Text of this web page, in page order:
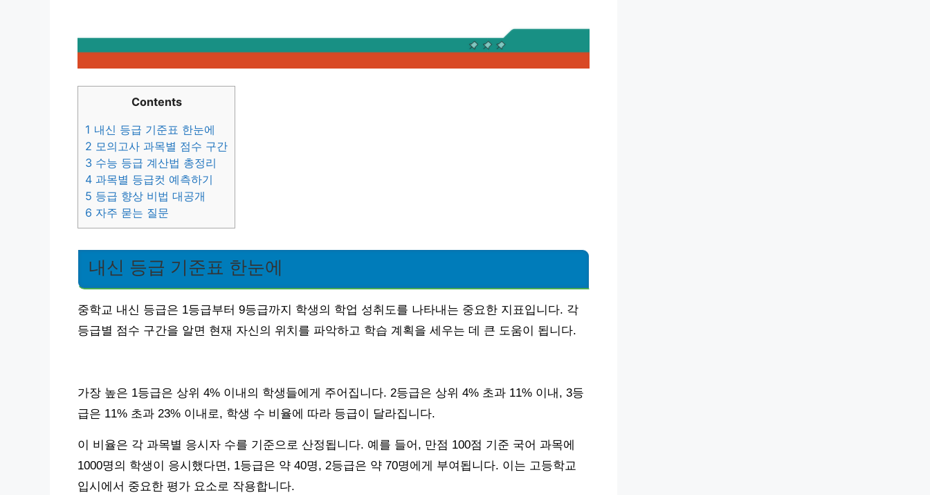
Contents
1 내신 등급 기준표 한눈에
2 모의고사 과목별 점수 구간
3 수능 등급 계산법 총정리
4 과목별 등급컷 예측하기
5 등급 향상 비법 대공개
6 자주 묻는 질문
내신 등급 기준표 한눈에
중학교 내신 등급은 1등급부터 9등급까지 학생의 학업 성취도를 나타내는 중요한 지표입니다. 각
등급별 점수 구간을 알면 현재 자신의 위치를 파악하고 학습 계획을 세우는 데 큰 도움이 됩니다.
가장 높은 1등급은 상위 4% 이내의 학생들에게 주어집니다. 2등급은 상위 4% 초과 11% 이내, 3등
급은 11% 초과 23% 이내로, 학생 수 비율에 따라 등급이 달라집니다.
이 비율은 각 과목별 응시자 수를 기준으로 산정됩니다. 예를 들어, 만점 100점 기준 국어 과목에
1000명의 학생이 응시했다면, 1등급은 약 40명, 2등급은 약 70명에게 부여됩니다. 이는 고등학교
입시에서 중요한 평가 요소로 작용합니다.